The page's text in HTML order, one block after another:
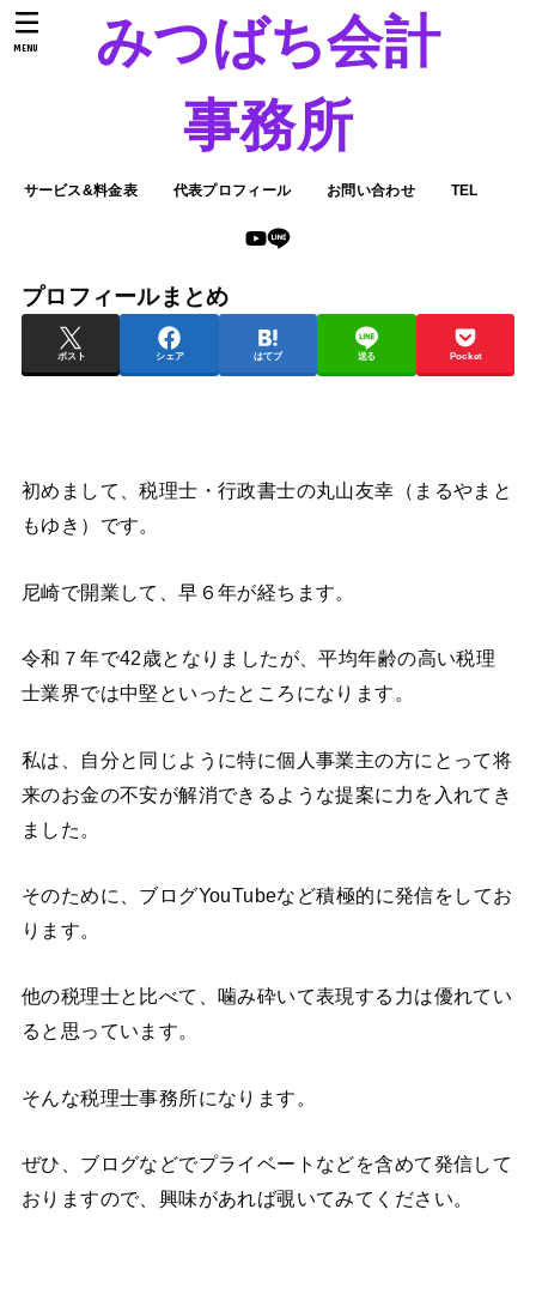
みつばち会計
事務所
サービス&料金表 代表プロフィール お問い合わせ TEL
MENU
プロフィールまとめ
ポスト シェア はてブ 送る Pocket
初めまして、税理士・行政書士の丸山友幸（まるやまと
もゆき）です。
尼崎で開業して、早６年が経ちます。
令和７年で42歳となりましたが、平均年齢の高い税理
士業界では中堅といったところになります。
私は、自分と同じように特に個人事業主の方にとって将
来のお金の不安が解消できるような提案に力を入れてき
ました。
そのために、ブログYouTubeなど積極的に発信をしてお
ります。
他の税理士と比べて、噛み砕いて表現する力は優れてい
ると思っています。
そんな税理士事務所になります。
ぜひ、ブログなどでプライベートなどを含めて発信して
おりますので、興味があれば覗いてみてください。